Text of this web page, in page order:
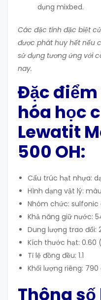
dụng mixbed.
Các đặc tính đặc biệt
được phát huy hết nếu
sử dụng tương ứng với
nay.
Đặc
hóa học
Lewatit
500 OH:
Cấu trúc hạt nhựa:
Hình dạng vật lý:
Nhóm chức: sulfonic
Khả năng giữ nước:
Dung lượng trao đổi:
Kích thước hạt: 0.60
Tỉ lệ đồng đều: 1.1
Khối lượng riêng: 790
Thông